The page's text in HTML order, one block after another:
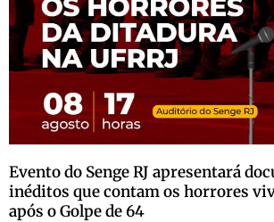
Evento do Senge RJ apresentará
inéditos que contam os horrores
após o Golpe de 64